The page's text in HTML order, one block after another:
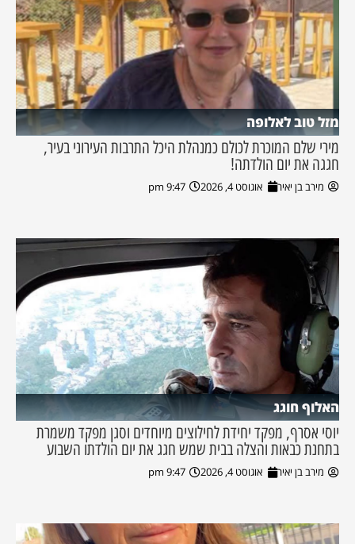
מזל טוב לאלופה
מירי שלם המוכרת לכולם כמנהלת היכל התרבות העירוני בעיר,
חגגה את יום הולדתה!
מירב בן יאיר אוגוסט 4, 2026 9:47 pm
האלוף חוגג
יוסי אסרף, מפקד יחידת לחילוצים מיוחדים וסגן מפקד משמרת
בתחנת כבאות והצלה בבית שמש חגג את יום הולדתו השבוע
מירב בן יאיר אוגוסט 4, 2026 9:47 pm